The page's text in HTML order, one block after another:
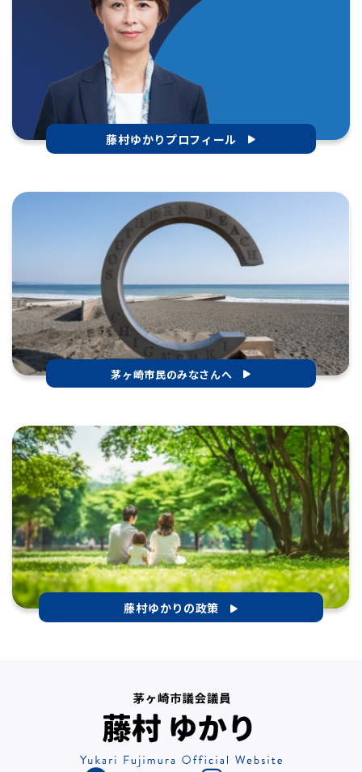
藤村ゆかりプロフィール
茅ヶ崎市民のみなさんへ
藤村ゆかりの政策